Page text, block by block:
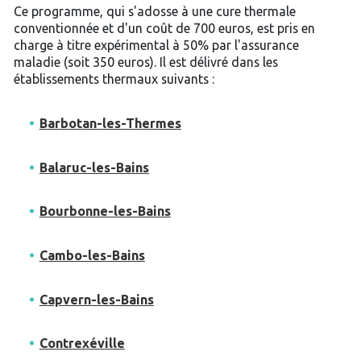
Ce programme, qui s'adosse à une cure thermale
conventionnée et d'un coût de 700 euros, est pris en
charge à titre expérimental à 50% par l'assurance
maladie (soit 350 euros). Il est délivré dans les
établissements thermaux suivants :
Barbotan-les-Thermes
Balaruc-les-Bains
Bourbonne-les-Bains
Cambo-les-Bains
Capvern-les-Bains
Contrexéville